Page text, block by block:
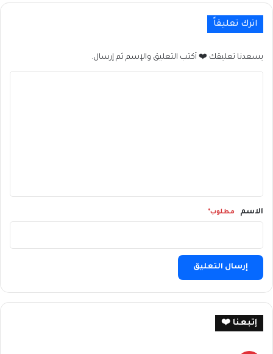
اترك تعليقاً
يسعدنا تعليقك ❤️ أكتب التعليق والإسم ثم إرسال.
*
و
الاسم مطلوب*
إتبعنا ❤️